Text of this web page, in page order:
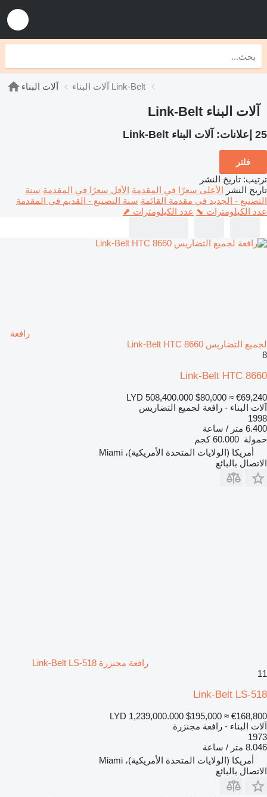
آلات البناء آلات البناء Link-Belt
آلات البناء Link-Belt
25 إعلانات: آلات البناء Link-Belt
فلتر
ترتيب: تاريخ النشر
تاريخ النشر الأعلى سعرًا في المقدمة الأقل سعرًا في المقدمة سنة
التصنيع - الجديد في مقدمة القائمة سنة التصنيع - القديم في المقدمة
عدد الكيلومترات ⬊ عدد الكيلومترات ⬈
رافعة
لجميع التضاريس Link-Belt HTC 8660
8
Link-Belt HTC 8660
LYD 508,400.000 $80,000 ≈ €69,240
آلات البناء - رافعة لجميع التضاريس
1998
6.400 متر / ساعة
حمولة 60.000 كجم
أمريكا (الولايات المتحدة الأمريكية)، Miami
الاتصال بالبائع
رافعة مجنزرة Link-Belt LS-518
11
Link-Belt LS-518
LYD 1,239,000.000 $195,000 ≈ €168,800
آلات البناء - رافعة مجنزرة
1973
8.046 متر / ساعة
أمريكا (الولايات المتحدة الأمريكية)، Miami
الاتصال بالبائع